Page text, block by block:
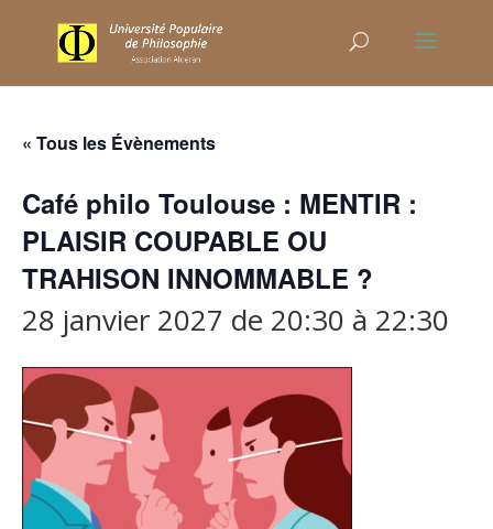
« Tous les Évènements
Café philo Toulouse : MENTIR :
PLAISIR COUPABLE OU
TRAHISON INNOMMABLE ?
28 janvier 2027 de 20:30 à 22:30